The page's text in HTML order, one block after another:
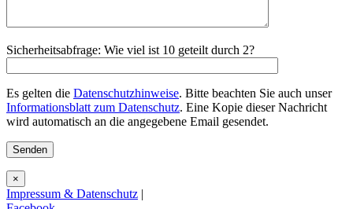
Sicherheitsabfrage: Wie viel ist 10 geteilt durch 2?
Es gelten die Datenschutzhinweise. Bitte beachten Sie auch unser
Informationsblatt zum Datenschutz. Eine Kopie dieser Nachricht
wird automatisch an die angegebene Email gesendet.
×
Impressum & Datenschutz |